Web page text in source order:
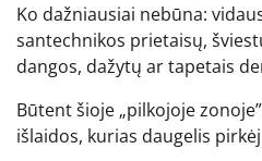
Ko dažniausiai nebūna:
santechnikos prietaisų,
dangos, dažytų ar tapetais
Būtent šioje „pilkojoje
išlaidos, kurias daugelis